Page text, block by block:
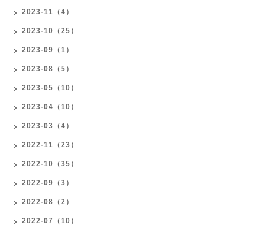
2023-11（4）
2023-10（25）
2023-09（1）
2023-08（5）
2023-05（10）
2023-04（10）
2023-03（4）
2022-11（23）
2022-10（35）
2022-09（3）
2022-08（2）
2022-07（10）